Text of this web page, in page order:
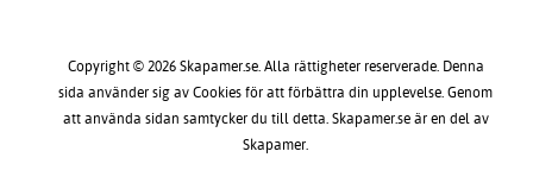
Copyright © 2026 Skapamer.se. Alla rättigheter reserverade. Denna
sida använder sig av Cookies för att förbättra din upplevelse. Genom
att använda sidan samtycker du till detta. Skapamer.se är en del av
Skapamer.